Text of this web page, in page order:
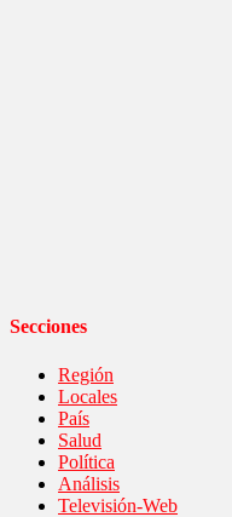
Secciones
Región
Locales
País
Salud
Política
Análisis
Televisión-Web